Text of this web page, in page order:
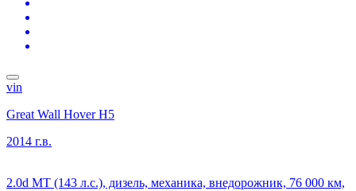
vin
Great Wall Hover H5
2014 г.в.
2.0d MT (143 л.с.), дизель, механика, внедорожник, 76 000 км,